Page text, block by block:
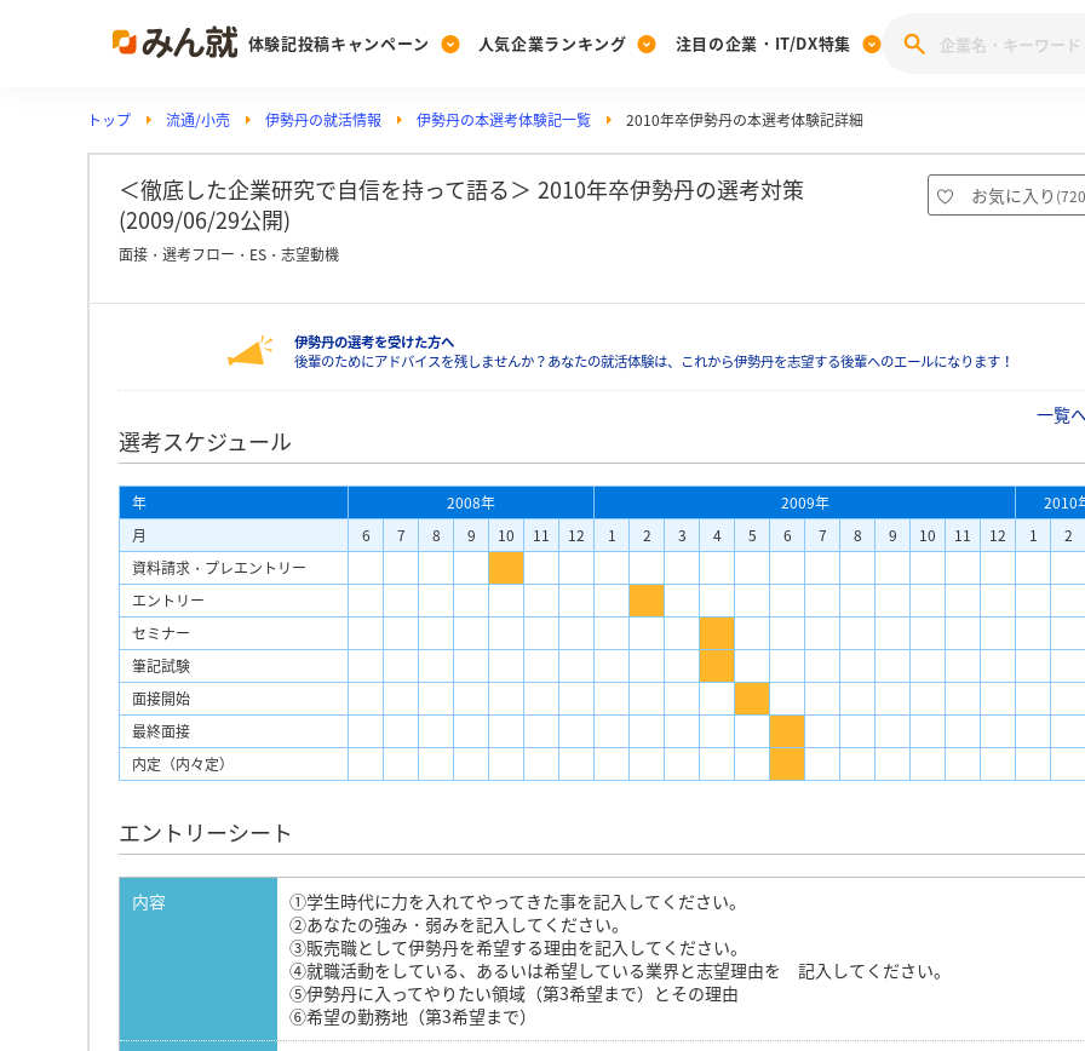
体験記投稿キャンペーン
Post
投稿する
[27卒] 本選考体験記投稿キャンペーン
人気企業ランキング
Ranking
ランキングを見る
みんなのDX企業就職ブランド調査
注目の企業・IT/DX特集
PickUp
注目の企業特集
動画で知ろう！業界・企業研究
トップ 流通/小売 伊勢丹の就活情報 伊勢丹の本選考体験記一覧 2010年卒伊勢丹の本選考体験記詳細
＜徹底した企業研究で自信を持って語る＞ 2010年卒伊勢丹の選考対策
(2009/06/29公開)
お気に入り (
面接・選考フロー・ES・志望動機
伊勢丹の選考を受けた方へ
後輩のためにアドバイスを残しませんか？あなたの就活体験は、これから伊勢丹を志望する後輩へのエールになります！
一覧
選考スケジュール
年 2008年 2009年
2010
月
6 7 8 9 10 11 12 1 2 3 4 5 6 7 8 9 10 11 12 1
2
資料請求・プレエントリー
エントリー
セミナー
筆記試験
面接開始
最終面接
内定（内々定）
エントリーシート
内容
①学生時代に力を入れてやってきた事を記入してください。
②あなたの強み・弱みを記入してください。
③販売職として伊勢丹を希望する理由を記入してください。
④就職活動をしている、あるいは希望している業界と志望理由を 記入してください。
⑤伊勢丹に入ってやりたい領域（第3希望まで）とその理由
⑥希望の勤務地（第3希望まで）